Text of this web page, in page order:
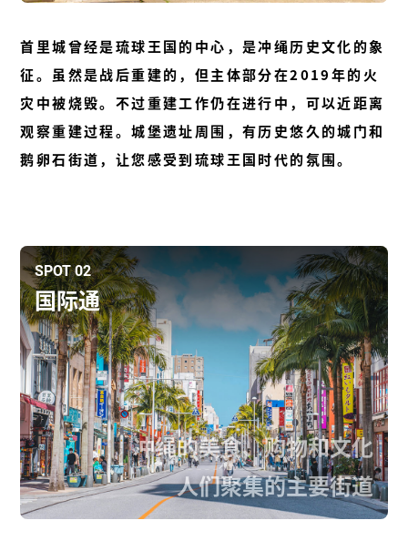
首里城曾经是琉球王国的中心，是冲绳历史文化的象
征。虽然是战后重建的，但主体部分在2019年的火
灾中被烧毁。不过重建工作仍在进行中，可以近距离
观察重建过程。城堡遗址周围，有历史悠久的城门和
鹅卵石街道，让您感受到琉球王国时代的氛围。
SPOT 02
国际通
冲绳的美食、购物和文化
人们聚集的主要街道